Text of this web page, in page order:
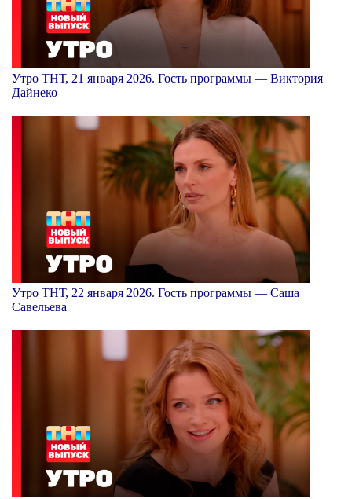
Утро ТНТ, 21 января 2026. Гость программы — Виктория
Дайнеко
Утро ТНТ, 22 января 2026. Гость программы — Саша
Савельева